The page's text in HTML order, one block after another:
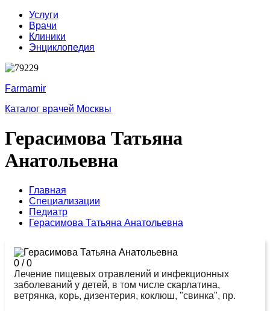
Услуги
Врачи
Клиники
Энциклопедия
Farmamir
Каталог врачей Москвы
Герасимова Татьяна
Анатольевна
Главная
Специализации
Педиатр
Герасимова Татьяна Анатольевна
0 /0
Лечение пищевых отравлений и инфекционных
заболеваний у детей, в том числе скарлатина,
ветрянка, корь, дизентерия, коклюш, "свинка", пр.